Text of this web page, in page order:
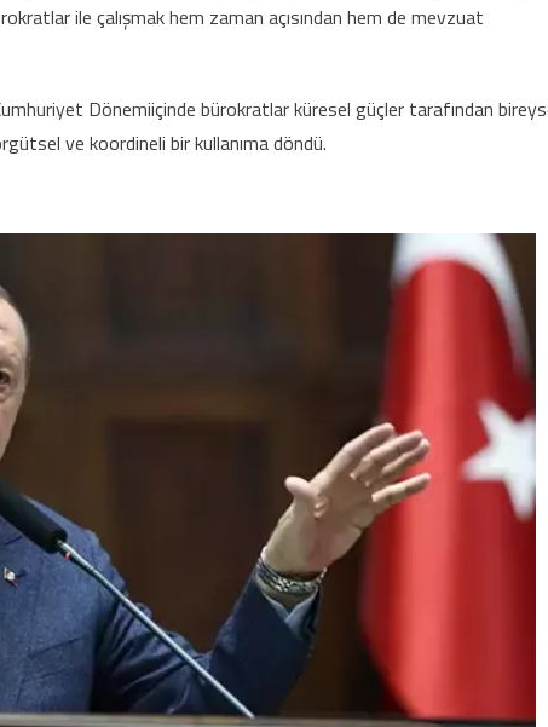
ile çalışmak hem zaman açısından hem de mevzuat
Dönemiiçinde bürokratlar küresel güçler tarafından
ve koordineli bir kullanıma döndü.